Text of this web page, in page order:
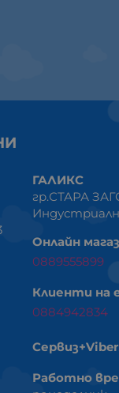
ГАЛИКС
гр.СТАРА
Онлайн
0889555899
Клиенти на
0884942834
Сервиз+Viber
Работно